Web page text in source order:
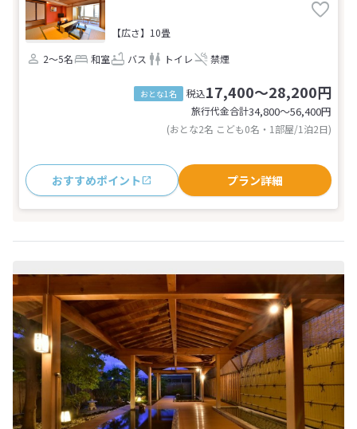
【広さ】10畳
2～5名
和室 バス トイレ 禁煙
おとな1名 税込17,400～28,200円
旅行代金合計34,800〜56,400円
(おとな2名 こども0名・1部屋/1泊2日)
おすすめポイント プラン詳細